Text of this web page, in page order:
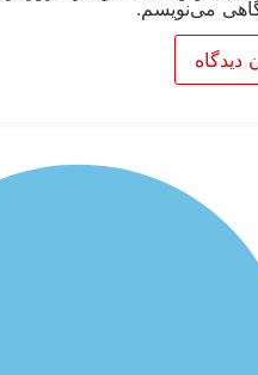
می‌نویسم.